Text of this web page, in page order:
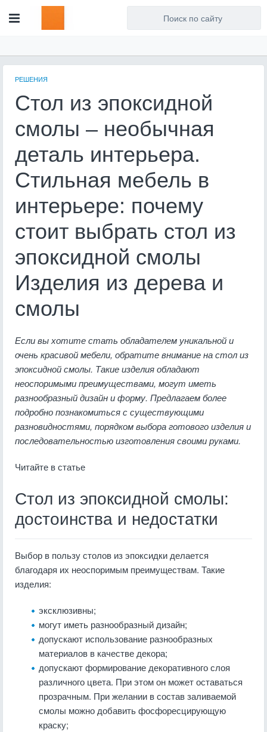
РЕШЕНИЯ
Стол из эпоксидной
смолы – необычная
деталь интерьера.
Стильная мебель в
интерьере: почему
стоит выбрать стол из
эпоксидной смолы
Изделия из дерева и
смолы
Если вы хотите стать обладателем уникальной и
очень красивой мебели, обратите внимание на стол из
эпоксидной смолы. Такие изделия обладают
неоспоримыми преимуществами, могут иметь
разнообразный дизайн и форму. Предлагаем более
подробно познакомиться с существующими
разновидностями, порядком выбора готового изделия и
последовательностью изготовления своими руками.
Читайте в статье
Стол из эпоксидной смолы:
достоинства и недостатки
Выбор в пользу столов из эпоксидки делается
благодаря их неоспоримым преимуществам. Такие
изделия:
эксклюзивны;
могут иметь разнообразный дизайн;
допускают использование разнообразных
материалов в качестве декора;
допускают формирование декоративного слоя
различного цвета. При этом он может оставаться
прозрачным. При желании в состав заливаемой
смолы можно добавить фосфоресцирующую
краску;
Для любых предложений по
сайту: artist71@cp9.ru